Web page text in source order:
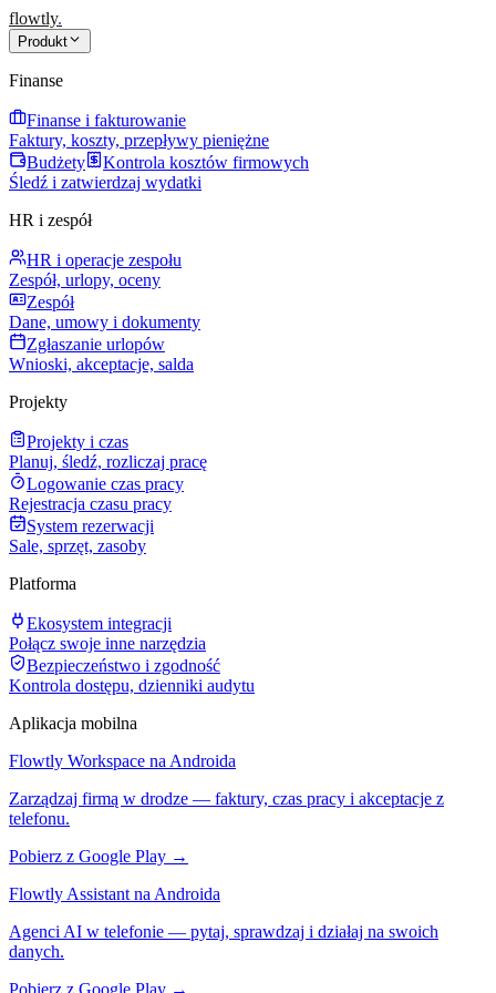
flowtly.
Produkt
Finanse
Finanse i fakturowanie
Faktury, koszty, przepływy pieniężne
Budżety
Kontrola kosztów firmowych
Śledź i zatwierdzaj wydatki
HR i zespół
HR i operacje zespołu
Zespół, urlopy, oceny
Zespół
Dane, umowy i dokumenty
Zgłaszanie urlopów
Wnioski, akceptacje, salda
Projekty
Projekty i czas
Planuj, śledź, rozliczaj pracę
Logowanie czas pracy
Rejestracja czasu pracy
System rezerwacji
Sale, sprzęt, zasoby
Platforma
Ekosystem integracji
Połącz swoje inne narzędzia
Bezpieczeństwo i zgodność
Kontrola dostępu, dzienniki audytu
Aplikacja mobilna
Flowtly Workspace na Androida
Zarządzaj firmą w drodze — faktury, czas pracy i akceptacje z
telefonu.
Pobierz z Google Play →
Flowtly Assistant na Androida
Agenci AI w telefonie — pytaj, sprawdzaj i działaj na swoich
danych.